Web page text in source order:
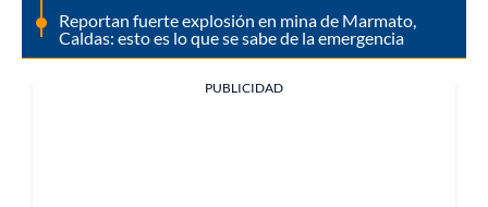
Reportan fuerte explosión en mina de Marmato,
Caldas: esto es lo que se sabe de la emergencia
PUBLICIDAD